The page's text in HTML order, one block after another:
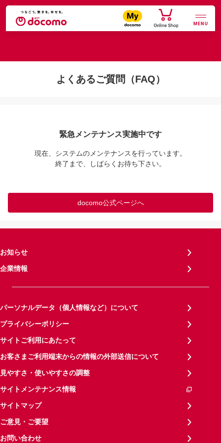
MENU
よくあるご質問（FAQ）
緊急メンテナンス実施中です
現在、システムのメンテナンスを行っています。
終了まで、しばらくお待ち下さい。
docomo公式ページへ
お知らせ
企業情報
パーソナルデータ（個人情報など）について
プライバシーポリシー
サイトご利用にあたって
お客さまご利用端末からの情報の外部送信について
見やすさ・使いやすさの調整
サイトメンテナンス情報
サイトマップ
ご意見・ご要望
お問い合わせ